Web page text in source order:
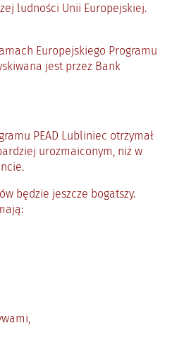
ludności Unii Europejskiej.
Europejskiego Programu
jest przez Bank
PEAD Lubliniec otrzymał
urozmaiconym, niż w
będzie jeszcze bogatszy.